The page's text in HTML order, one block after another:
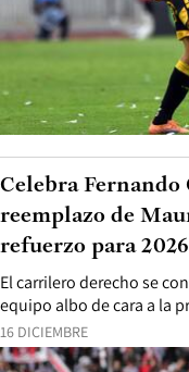
16 DICIEMBRE
El carrilero derecho se
equipo albo de cara a la
Celebra
reemplazo de
refuerzo para 2026